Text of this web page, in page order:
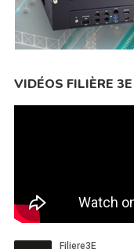
VIDÉOS FILIÈRE 3E